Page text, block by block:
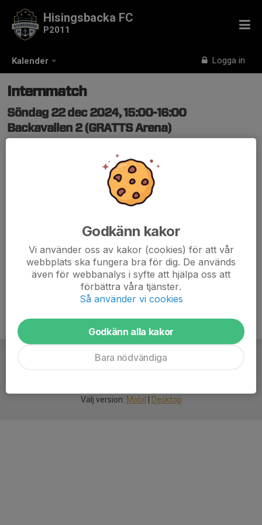
Kalender Logga in
Hisingsbacka FC
P2011
Internmatch
Söndag 22 dec 2024, 15:00-16:00
Backavallen 2 (GRATTS Arena)
Välj version: Mobil Desktop
Godkänn kakor
Vi använder oss av kakor (cookies) för att vår
webbplats ska fungera bra för dig. De används
även för webbanalys i syfte att hjälpa oss att
förbättra våra tjänster.
Så använder vi cookies
Godkänn alla kakor
Bara nödvändiga